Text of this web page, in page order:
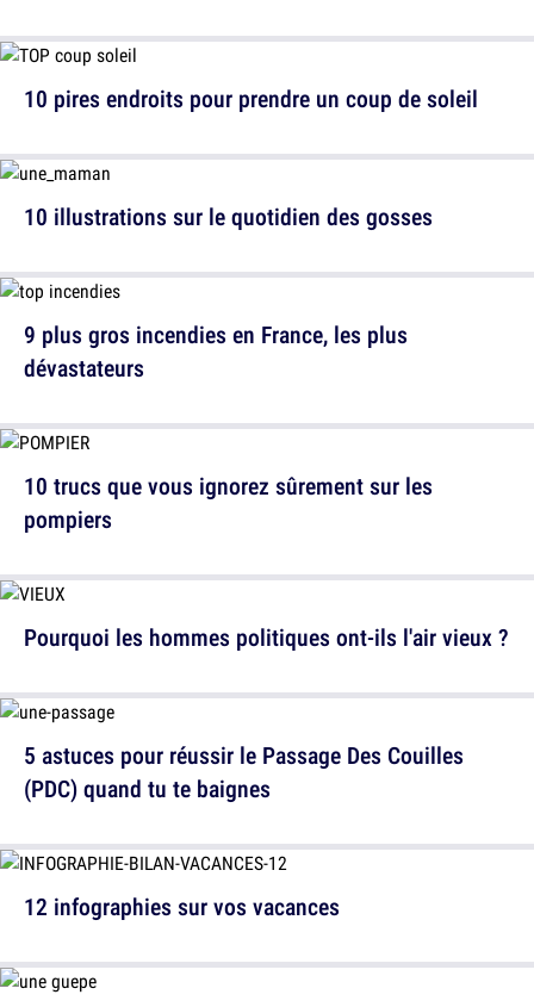
10 illustrations sur le quotidien des gosses
10 trucs que vous ignorez sûrement sur les
pompiers
5 astuces pour réussir le Passage Des Couilles
(PDC) quand tu te baignes
10 pires endroits pour prendre un coup de soleil
9 plus gros incendies en France, les plus
dévastateurs
Pourquoi les hommes politiques ont-ils l'air vieux ?
12 infographies sur vos vacances